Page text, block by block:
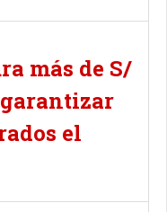
más de S/
el